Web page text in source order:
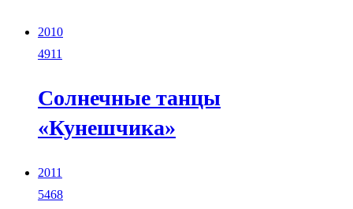
2010
4911
Солнечные танцы
«Кунешчика»
2011
5468